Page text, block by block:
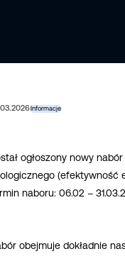
Informacje
ogłoszony nowy
(efektywność
naboru: 06.02 –
obejmuje dokładnie